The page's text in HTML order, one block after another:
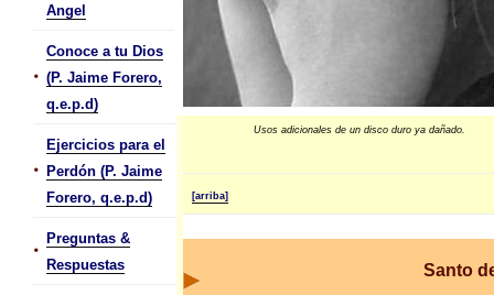
Angel
•
Conoce a tu Dios
(P. Jaime Forero,
q.e.p.d)
•
Ejercicios para el
Perdón (P. Jaime
Forero, q.e.p.d)
•
Preguntas &
Respuestas
Usos adicionales de un disco duro ya dañado.
[arriba]
Santo